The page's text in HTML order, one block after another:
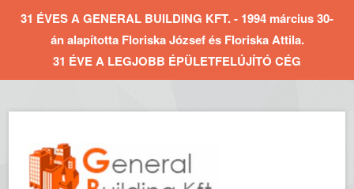
31 ÉVES A GENERAL BUILDING KFT. - 1994 március 30-
án alapította Floriska József és Floriska Attila.
31 ÉVE A LEGJOBB ÉPÜLETFELÚJÍTÓ CÉG